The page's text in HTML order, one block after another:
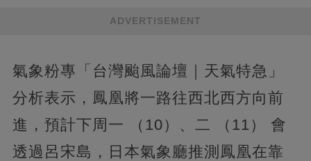
ADVERTISEMENT
氣象粉專「台灣颱風論壇｜天氣特急」
分析表示，鳳凰將一路往西北西方向前
進，預計下周一 （10）、二 （11） 會
透過呂宋島，日本氣象廳推測鳳凰在靠